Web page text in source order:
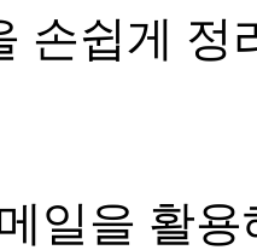
손쉽게 정
일을 활